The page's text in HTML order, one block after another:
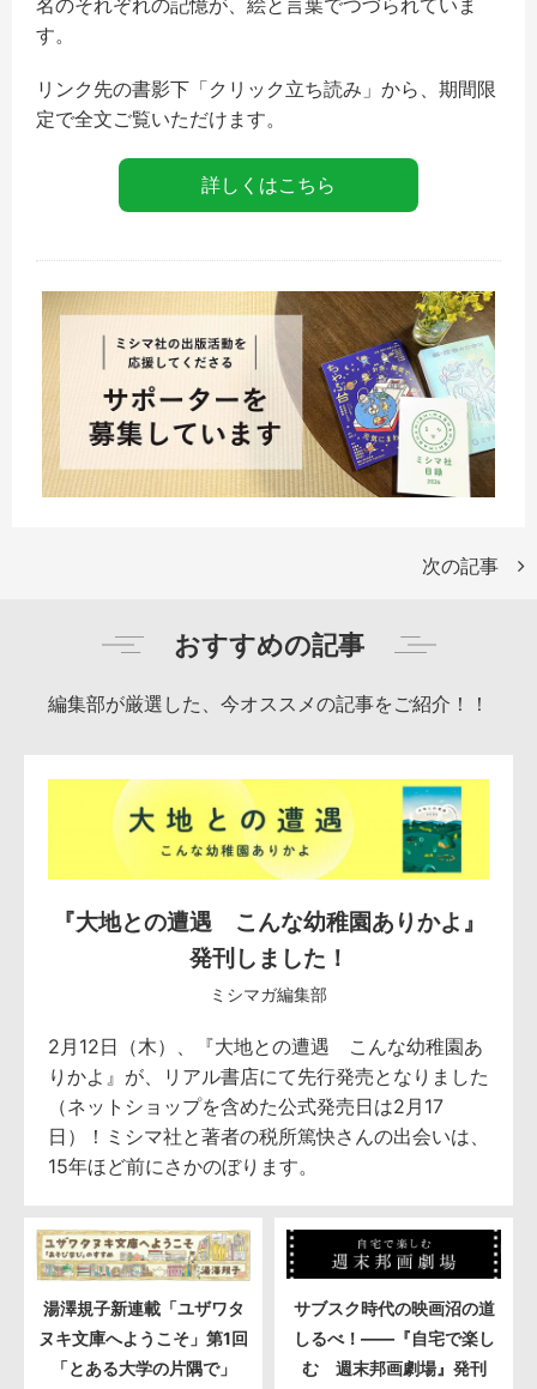
名のそれぞれの記憶が、絵と言葉でつづられていま
す。
リンク先の書影下「クリック立ち読み」から、期間限
定で全文ご覧いただけます。
詳しくはこちら
次の記事
おすすめの記事
編集部が厳選した、今オススメの記事をご紹介！！
『大地との遭遇 こんな幼稚園ありかよ』
発刊しました！
ミシマガ編集部
2月12日（木）、『大地との遭遇 こんな幼稚園あ
りかよ』が、リアル書店にて先行発売となりました
（ネットショップを含めた公式発売日は2月17
日）！ミシマ社と著者の税所篤快さんの出会いは、
15年ほど前にさかのぼります。
湯澤規子新連載「ユザワタ
ヌキ文庫へようこそ」第1回
「とある大学の片隅で」
サブスク時代の映画沼の道
しるべ！――『自宅で楽し
む 週末邦画劇場』発刊